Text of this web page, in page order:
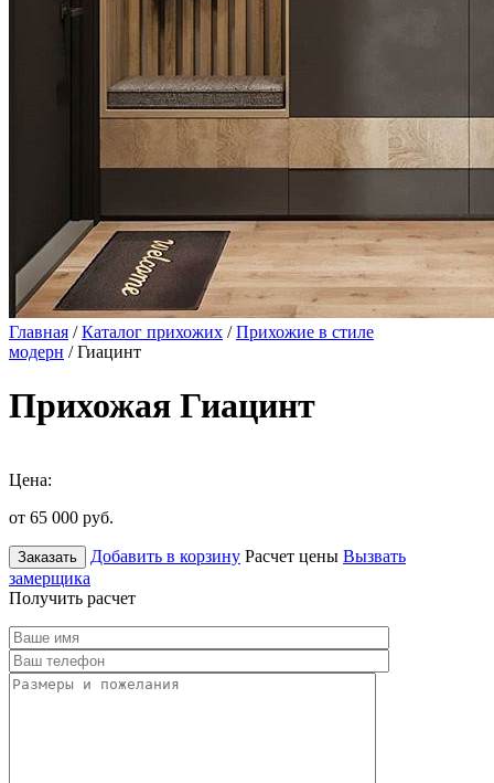
Главная /Каталог прихожих /Прихожие в стиле
модерн / Гиацинт
Прихожая Гиацинт
Цена:
от 65 000 руб.
Заказать Добавить в корзину Расчет цены Вызвать
замерщика
Получить расчет